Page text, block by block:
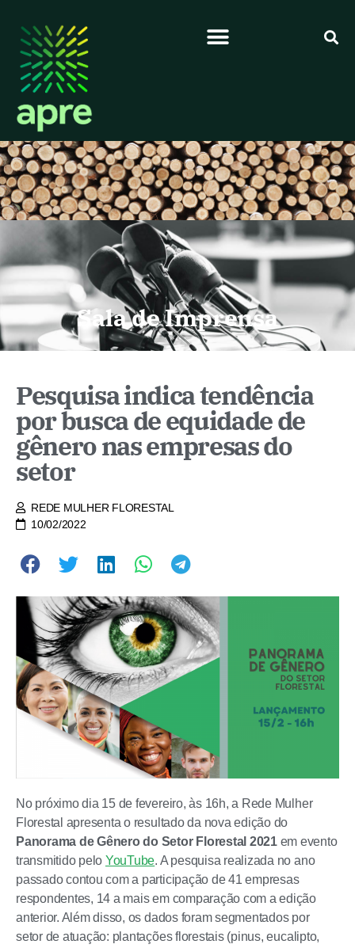
Sala de Imprensa
Pesquisa indica tendência
por busca de equidade de
gênero nas empresas do
setor
REDE MULHER FLORESTAL
10/02/2022
No próximo dia 15 de fevereiro, às 16h, a Rede Mulher
Florestal apresenta o resultado da nova edição do
Panorama de Gênero do Setor Florestal 2021em evento
transmitido pelo YouTube. A pesquisa realizada no ano
passado contou com a participação de 41 empresas
respondentes, 14 a mais em comparação com a edição
anterior. Além disso, os dados foram segmentados por
setor de atuação: plantações florestais (pinus, eucalipto,